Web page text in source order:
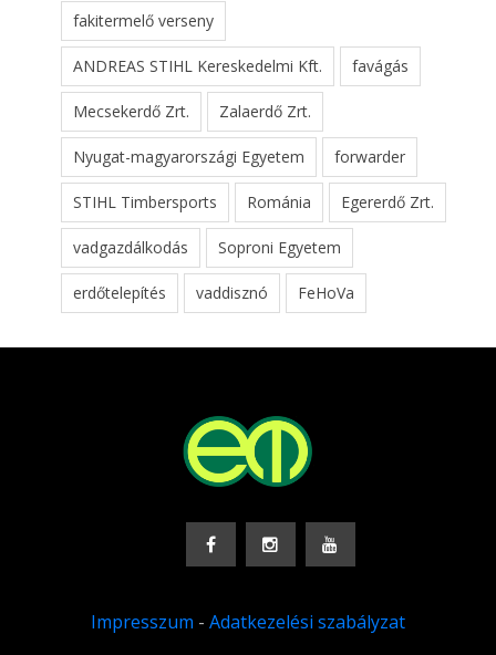
fakitermelő verseny
ANDREAS STIHL Kereskedelmi Kft. favágás
Mecsekerdő Zrt. Zalaerdő Zrt.
Nyugat-magyarországi Egyetem forwarder
STIHL Timbersports Románia Egererdő Zrt.
vadgazdálkodás Soproni Egyetem
erdőtelepítés vaddisznó FeHoVa
Impresszum - Adatkezelési szabályzat